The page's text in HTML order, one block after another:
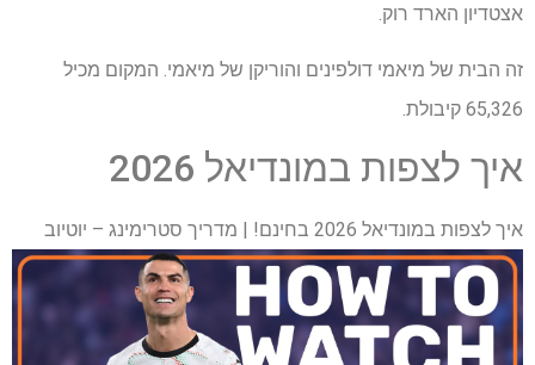
אצטדיון הארד רוק.
זה הבית של מיאמי דולפינים והוריקן של מיאמי. המקום מכיל
65,326 קיבולת.
איך לצפות במונדיאל 2026
איך לצפות במונדיאל 2026 בחינם! | מדריך סטרימינג – יוטיוב